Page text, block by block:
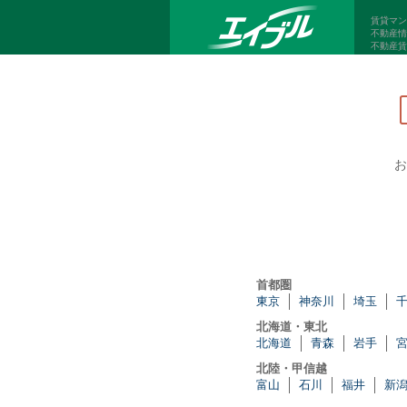
賃貸マ
不動産
不動産
首都圏
東京
神奈川 埼玉
北海道・東北
北海道
青森 岩手
北陸・甲信越
富山
石川 福井 新潟